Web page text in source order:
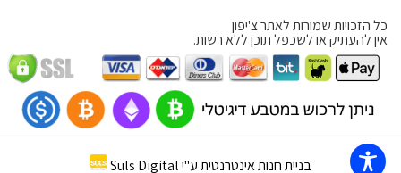
כל הזכויות שמורות לאתר צ'יפון
אין להעתיק או לשכפל תוכן ללא רשות.
בניית חנות אינטרנטית ע"י Suls Digital